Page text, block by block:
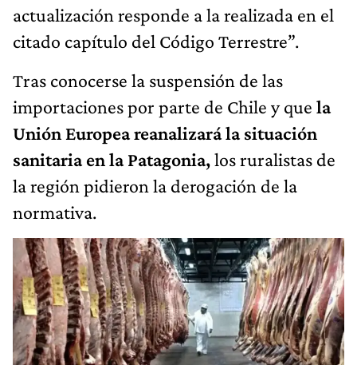
actualización responde a la realizada en el
citado capítulo del Código Terrestre”.
Tras conocerse la suspensión de las
importaciones por parte de Chile y que la
Unión Europea reanalizará la situación
sanitaria en la Patagonia,los ruralistas de
la región pidieron la derogación de la
normativa.